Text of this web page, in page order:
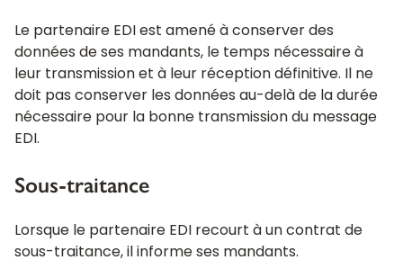
Le partenaire EDI est amené à conserver des
données de ses mandants, le temps nécessaire à
leur transmission et à leur réception définitive. Il ne
doit pas conserver les données au-delà de la durée
nécessaire pour la bonne transmission du message
EDI.
Sous-traitance
Lorsque le partenaire EDI recourt à un contrat de
sous-traitance, il informe ses mandants.